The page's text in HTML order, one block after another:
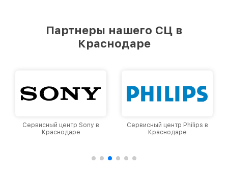
Партнеры нашего СЦ в
Краснодаре
Сервисный центр Sony в
Краснодаре
Сервисный центр Philips в
Краснодаре